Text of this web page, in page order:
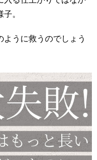
。
うに救うのでしょう